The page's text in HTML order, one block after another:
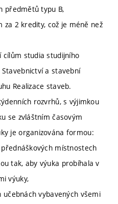
předmětů typu B,
2 kredity, což je méně než
cílům studia studijního
a stavební
Realizace staveb.
rozvrhů, s výjimkou
se zvláštním časovým
je organizována formou:
místnostech
tak, aby výuka probíhala v
výuky,
vybavených všemi